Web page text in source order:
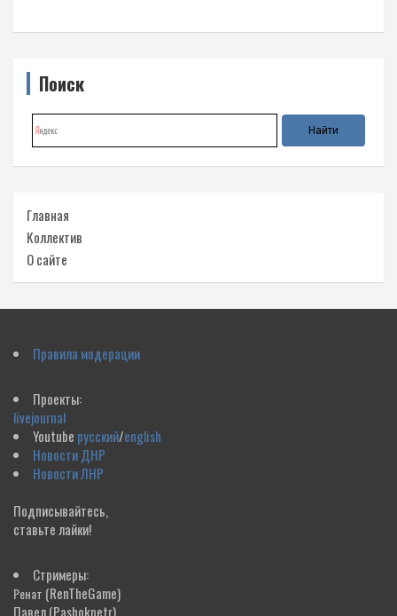
Поиск
Главная
Коллектив
О сайте
Правила модерации
Проекты:
livejournal
Youtube русский/english
Новости ДНР
Новости ЛНР
Подписывайтесь,
ставьте лайки!
Стримеры:
Ренат (RenTheGame)
Павел(Pashokpetr)